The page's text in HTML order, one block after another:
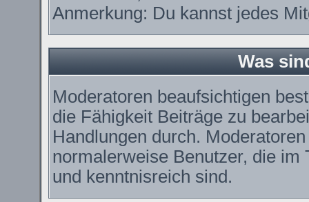
Anmerkung: Du kannst jedes
Was
Moderatoren beaufsichtigen
die Fähigkeit Beiträge zu
Handlungen durch.
normalerweise Benutzer, die
und kenntnisreich sind.